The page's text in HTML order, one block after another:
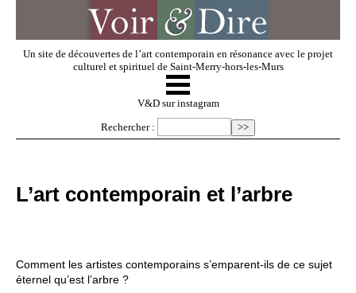
Un site de découvertes de l’art contemporain en résonance avec le projet
culturel et spirituel de Saint-Merry-hors-les-Murs
V & D
Exposer
Regarder
☰
V&D sur instagram
Rechercher :
L’art contemporain et l’arbre
Comment les artistes contemporains s’emparent-ils de ce sujet
éternel qu’est l’arbre ?